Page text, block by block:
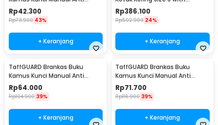
Maling Hidden Safe Box Kecil -
KB-10L
Rp42.300
Rp73.900 43%
+ Keranjang
Dehumidifier - DB-2820
Rp386.100
Rp502.900 24%
+ Keranjang
TaffGUARD Brankas Buku
Kamus Kunci Manual Anti
Maling Hidden Safe Box Sedang
- KB-10L
Rp64.000
Rp104.900 39%
+ Keranjang
TaffGUARD Brankas Buku
Kamus Kunci Manual Anti
Maling Hidden Safe Box Besar -
KB-10L
Rp71.700
Rp116.900 39%
+ Keranjang